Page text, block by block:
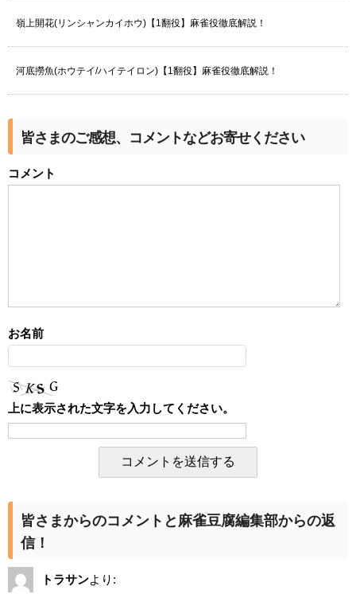
嶺上開花(リンシャンカイホウ)【1翻役】麻雀役徹底解説！
河底撈魚(ホウテイ/ハイテイロン)【1翻役】麻雀役徹底解説！
皆さまのご感想、コメントなどお寄せください
コメント
お名前
上に表示された文字を入力してください。
皆さまからのコメントと麻雀豆腐編集部からの返
信！
トラサンより: